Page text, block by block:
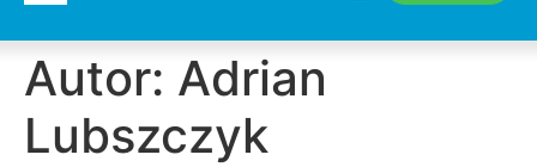
Autor: Adrian
Lubszczyk